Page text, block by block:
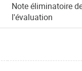
Note éliminatoire
l'évaluation